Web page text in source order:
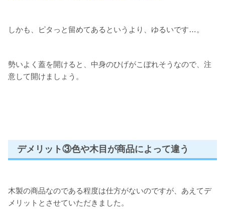
しかも、ピタっと留めてあるというより、ゆるいです…。
勢いよく蓋を開けると、中身のひげがこぼれそうなので、注
意して開けましょう。
デメリット③色や木目が商品によって違う
木製の商品なのである程度は仕方がないのですが、あえてデ
メリットとさせていただきました。